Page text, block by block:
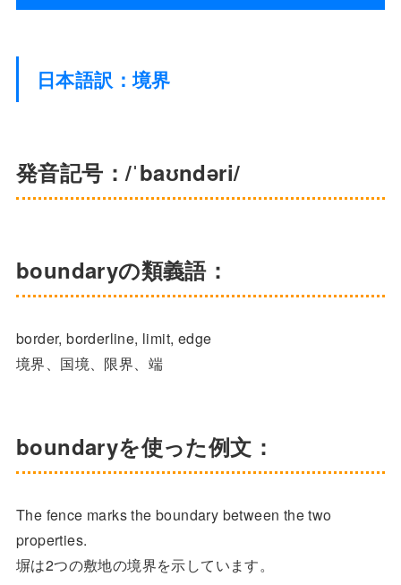
日本語訳：境界
発音記号：/ˈbaʊndəri/
boundaryの類義語：
border, borderline, limit, edge
境界、国境、限界、端
boundaryを使った例文：
The fence marks the boundary between the two
properties.
塀は2つの敷地の境界を示しています。